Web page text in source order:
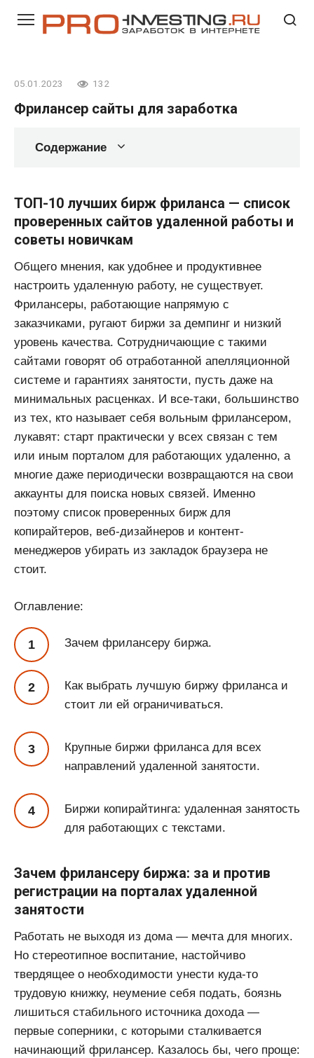
05.01.2023 132
Фрилансер сайты для заработка
Содержание
ТОП-10 лучших бирж фриланса — список
проверенных сайтов удаленной работы и
советы новичкам
Общего мнения, как удобнее и продуктивнее
настроить удаленную работу, не существует.
Фрилансеры, работающие напрямую с
заказчиками, ругают биржи за демпинг и низкий
уровень качества. Сотрудничающие с такими
сайтами говорят об отработанной апелляционной
системе и гарантиях занятости, пусть даже на
минимальных расценках. И все-таки, большинство
из тех, кто называет себя вольным фрилансером,
лукавят: старт практически у всех связан с тем
или иным порталом для работающих удаленно, а
многие даже периодически возвращаются на свои
аккаунты для поиска новых связей. Именно
поэтому список проверенных бирж для
копирайтеров, веб-дизайнеров и контент-
менеджеров убирать из закладок браузера не
стоит.
Оглавление:
Зачем фрилансеру биржа.
Как выбрать лучшую биржу фриланса и
стоит ли ей ограничиваться.
Крупные биржи фриланса для всех
направлений удаленной занятости.
Биржи копирайтинга: удаленная занятость
для работающих с текстами.
Зачем фрилансеру биржа: за и против
регистрации на порталах удаленной
занятости
Работать не выходя из дома — мечта для многих.
Но стереотипное воспитание, настойчиво
твердящее о необходимости унести куда-то
трудовую книжку, неумение себя подать, боязнь
лишиться стабильного источника дохода —
первые соперники, с которыми сталкивается
начинающий фрилансер. Казалось бы, чего проще: